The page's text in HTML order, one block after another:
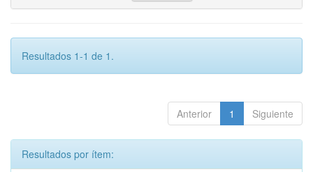
Resultados 1-1 de 1.
Anterior 1 Siguiente
Resultados por ítem: